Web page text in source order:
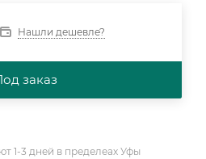
Нашли дешевле?
заказ
1-3 дней в пределеах Уфы